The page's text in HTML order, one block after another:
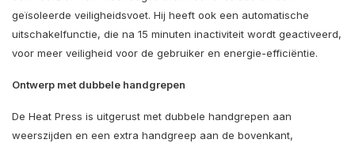
geïsoleerde veiligheidsvoet. Hij heeft ook een automatische
uitschakelfunctie, die na 15 minuten inactiviteit wordt geactiveerd,
voor meer veiligheid voor de gebruiker en energie-efficiëntie.
Ontwerp met dubbele handgrepen
De Heat Press is uitgerust met dubbele handgrepen aan
weerszijden en een extra handgreep aan de bovenkant,